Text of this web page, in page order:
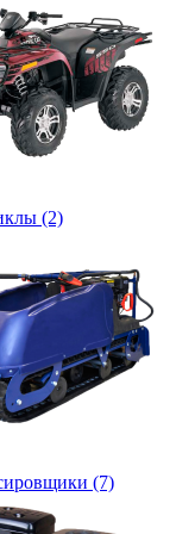
(2)
(7)